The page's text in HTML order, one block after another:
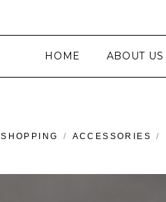
HOME ABOUT US
SHOPPING / ACCESSORIES /